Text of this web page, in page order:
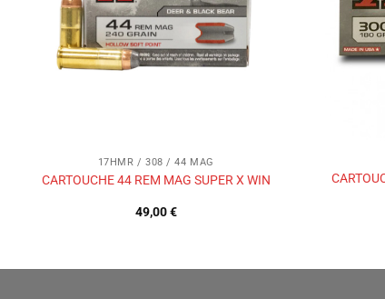
17HMR / 308 / 44 MAG
CARTOUCHE 44 REM MAG SUPER X WIN
49,00€